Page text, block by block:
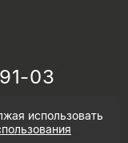
03
использовать